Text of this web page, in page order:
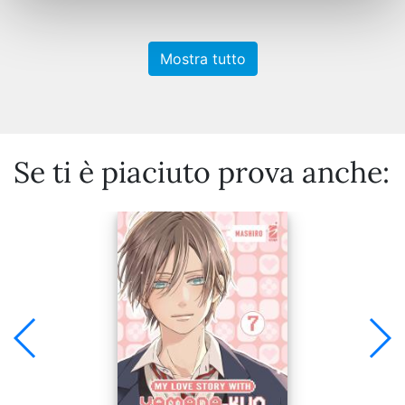
Mostra tutto
Se ti è piaciuto prova anche: